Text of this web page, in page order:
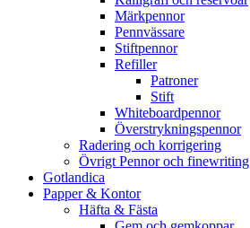
Märkpennor
Pennvässare
Stiftpennor
Refiller
Patroner
Stift
Whiteboardpennor
Överstrykningspennor
Radering och korrigering
Övrigt Pennor och finewriting
Gotlandica
Papper & Kontor
Häfta & Fästa